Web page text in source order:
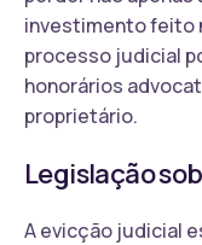
investimento feito
processo judicial
honorários
proprietário.
Legislação
A evicção judicial